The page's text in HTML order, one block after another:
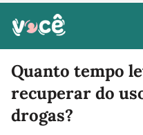
Quanto tempo
recuperar do
drogas?